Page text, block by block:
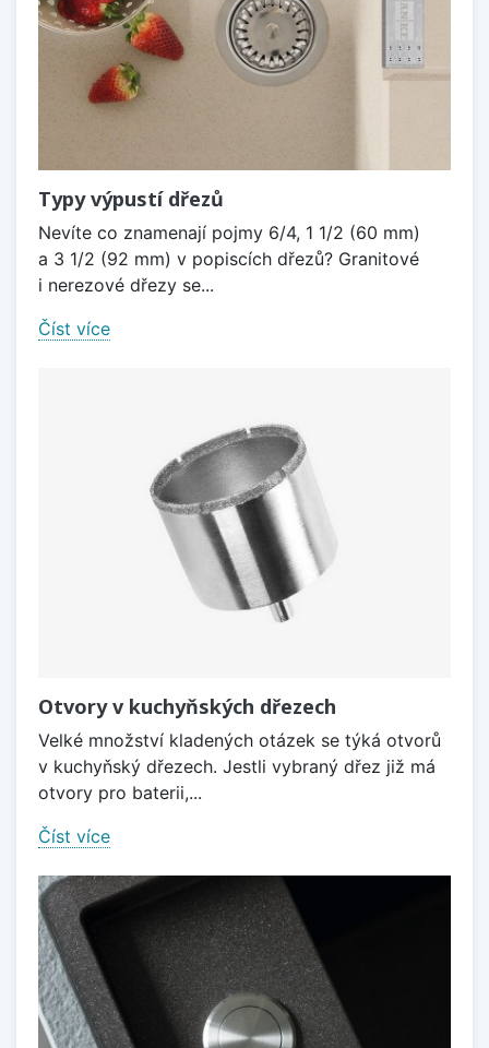
Typy výpustí dřezů
Nevíte co znamenají pojmy 6/4, 1 1/2 (60 mm)
a 3 1/2 (92 mm) v popiscích dřezů? Granitové
i nerezové dřezy se...
Číst více
Otvory v kuchyňských dřezech
Velké množství kladených otázek se týká otvorů
v kuchyňský dřezech. Jestli vybraný dřez již má
otvory pro baterii,...
Číst více